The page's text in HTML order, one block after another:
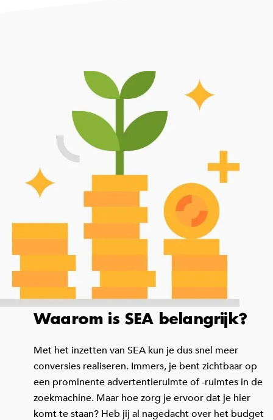
Waarom is SEA belangrijk?
Met het inzetten van SEA kun je dus snel meer
conversies realiseren. Immers, je bent zichtbaar op
een prominente advertentieruimte of -ruimtes in de
zoekmachine. Maar hoe zorg je ervoor dat je hier
komt te staan? Heb jij al nagedacht over het budget